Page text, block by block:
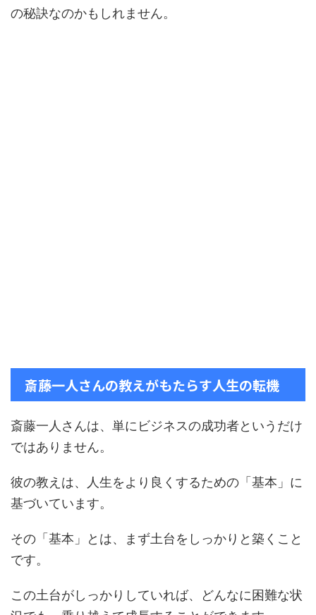
の秘訣なのかもしれません。
斎藤一人さんの教えがもたらす人生の転機
斎藤一人さんは、単にビジネスの成功者というだけ
ではありません。
彼の教えは、人生をより良くするための「基本」に
基づいています。
その「基本」とは、まず土台をしっかりと築くこと
です。
この土台がしっかりしていれば、どんなに困難な状